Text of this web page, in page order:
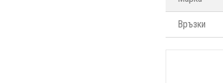
Връзки